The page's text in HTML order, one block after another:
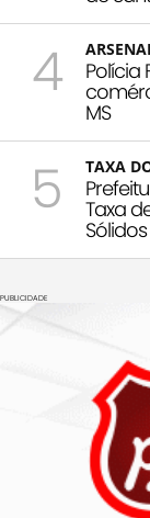
4
MS
5 TAXA
Taxa
Sólidos
PUBLICIDADE